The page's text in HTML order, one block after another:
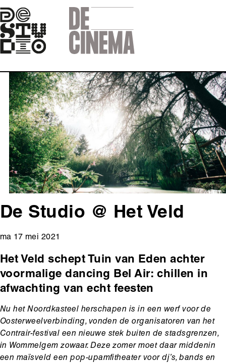
Skip
to
main
navigation
De Studio @ Het Veld
ma 17 mei 2021
Afbeelding
Het Veld schept Tuin van Eden achter
voormalige dancing Bel Air: chillen in
afwachting van echt feesten
Nu het Noordkasteel herschapen is in een werf voor de
Oosterweelverbinding, vonden de organisatoren van het
Contrair-festival een nieuwe stek buiten de stadsgrenzen,
in Wommelgem zowaar. Deze zomer moet daar middenin
een maïsveld een pop-upamfitheater voor dj’s, bands en